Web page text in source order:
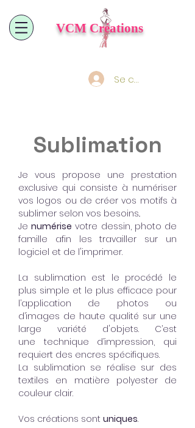
VCM Créations
Se connecter
Sublimation
Je vous propose une prestation
exclusive qui consiste à numériser
vos logos ou de créer vos motifs à
sublimer selon vos besoins..
Jenumérise votre dessin, photo de
famille afin les travailler sur un
logiciel et de l'imprimer.
La sublimation est le procédé le
plus simple et le plus efficace pour
l’application de photos ou
d’images de haute qualité sur une
large variété d'objets. C’est
une technique d’impression, qui
requiert des encres spécifiques.
La sublimation se réalise sur des
textiles en matière polyester de
couleur clair.
Vos créations sont uniques.